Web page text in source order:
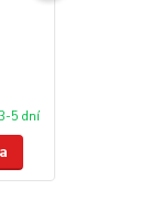
5 dní